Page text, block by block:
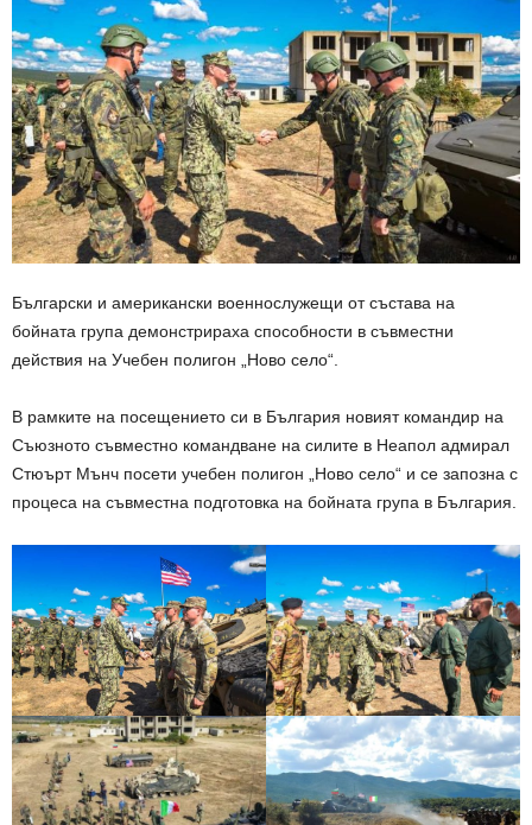
Български и американски военнослужещи от състава на
бойната група демонстрираха способности в съвместни
действия на Учебен полигон „Ново село“.
В рамките на посещението си в България новият командир на
Съюзното съвместно командване на силите в Неапол адмирал
Стюърт Мънч посети учебен полигон „Ново село“ и се запозна с
процеса на съвместна подготовка на бойната група в България.